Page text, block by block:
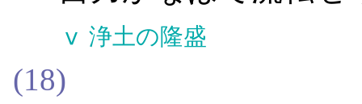
ⅴ 浄土の隆盛
(18)